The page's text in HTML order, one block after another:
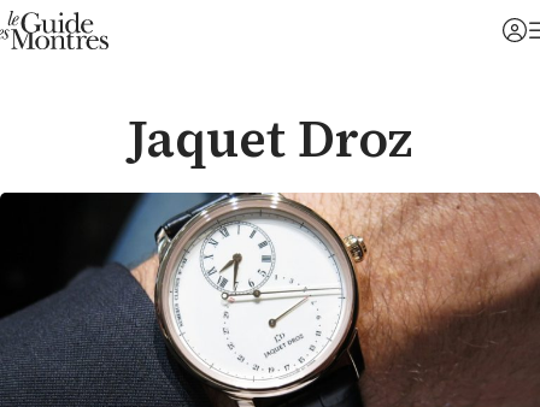
Jaquet Droz